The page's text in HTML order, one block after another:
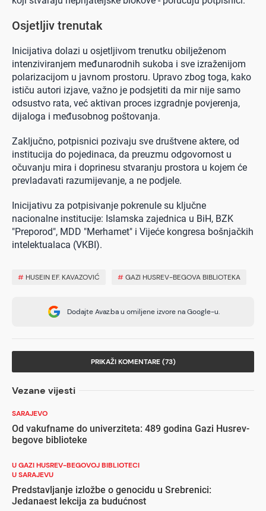
Osjetljiv trenutak
Inicijativa dolazi u osjetljivom trenutku obilježenom
intenziviranjem međunarodnih sukoba i sve izraženijom
polarizacijom u javnom prostoru. Upravo zbog toga, kako
ističu autori izjave, važno je podsjetiti da mir nije samo
odsustvo rata, već aktivan proces izgradnje povjerenja,
dijaloga i međusobnog poštovanja.
Zaključno, potpisnici pozivaju sve društvene aktere, od
institucija do pojedinaca, da preuzmu odgovornost u
očuvanju mira i doprinesu stvaranju prostora u kojem će
prevladavati razumijevanje, a ne podjele.
Inicijativu za potpisivanje pokrenule su ključne
nacionalne institucije: Islamska zajednica u BiH, BZK
"Preporod", MDD "Merhamet" i Vijeće kongresa bošnjačkih
intelektualaca (VKBI).
# HUSEIN EF. KAVAZOVIĆ #GAZI HUSREV-BEGOVA BIBLIOTEKA
Dodajte Avaz.ba u omiljene izvore na Google-u.
PRIKAŽI KOMENTARE (73)
Vezane vijesti
SARAJEVO
Od vakufname do univerziteta: 489 godina Gazi Husrev-
begove biblioteke
U GAZI HUSREV-BEGOVOJ BIBLIOTECI
U SARAJEVU
Predstavljanje izložbe o genocidu u Srebrenici:
Jedanaest lekcija za budućnost